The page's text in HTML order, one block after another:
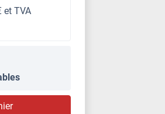
et TVA